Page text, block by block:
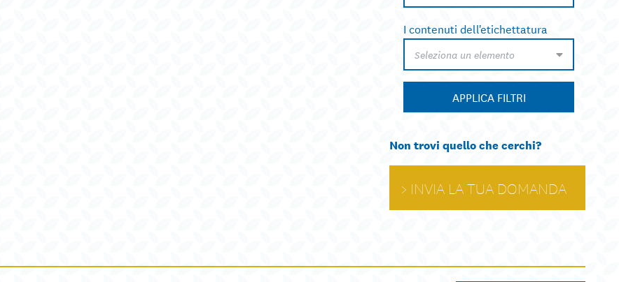
I contenuti dell'etichettatura
Seleziona un elemento
APPLICA FILTRI
Non trovi quello che cerchi?
INVIA LA TUA DOMANDA